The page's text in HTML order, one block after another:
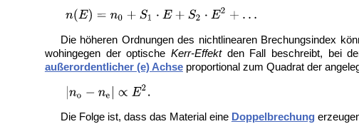
Die höheren Ordnungen des nichtlinearen Brechungsindex
wohingegen der optische Kerr-Effektden Fall beschreibt, bei
außerordentlicher (e) Achseproportional zum Quadrat der
Die Folge ist, dass das Material eine Doppelbrechung